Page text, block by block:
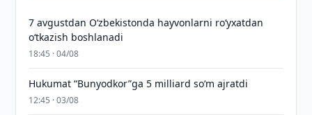
7 avgustdan O‘zbekistonda hayvonlarni ro‘yxatdan
o‘tkazish boshlanadi
18:45 · 04/08
Hukumat “Bunyodkor”ga 5 milliard so‘m ajratdi
12:45 · 03/08